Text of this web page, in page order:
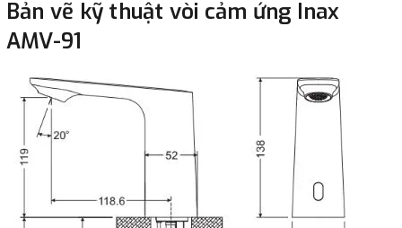
Bản vẽ kỹ thuật vòi cảm ứng Inax
AMV-91